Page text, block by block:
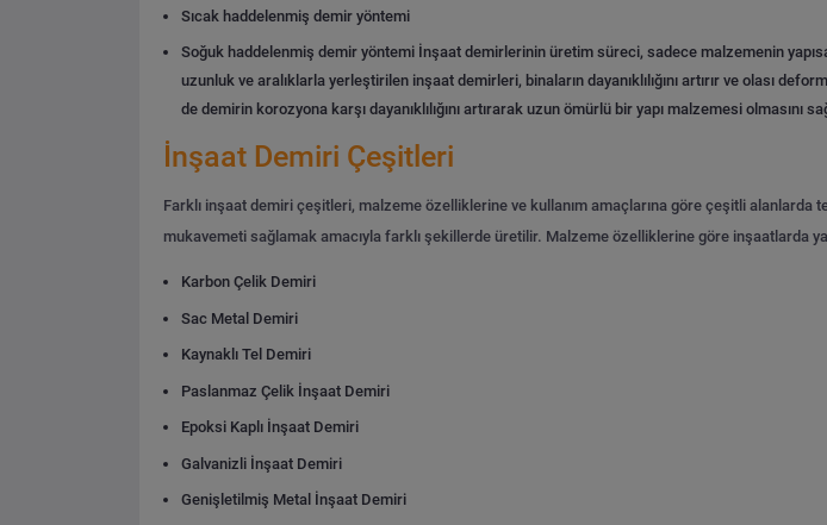
Sıcak haddelenmiş demir yöntemi
Soğuk haddelenmiş demir yöntemi İnşaat demirlerinin üretim süreci, sadece malzemenin
uzunluk ve aralıklarla yerleştirilen inşaat demirleri, binaların dayanıklılığını artırır ve olası
de demirin korozyona karşı dayanıklılığını artırarak uzun ömürlü bir yapı malzemesi olmasını
İnşaat Demiri Çeşitleri
Farklı inşaat demiri çeşitleri, malzeme özelliklerine ve kullanım amaçlarına göre çeşitli alanlarda
mukavemeti sağlamak amacıyla farklı şekillerde üretilir. Malzeme özelliklerine göre inşaatlarda
Karbon Çelik Demiri
Sac Metal Demiri
Kaynaklı Tel Demiri
Paslanmaz Çelik İnşaat Demiri
Epoksi Kaplı İnşaat Demiri
Galvanizli İnşaat Demiri
Genişletilmiş Metal İnşaat Demiri